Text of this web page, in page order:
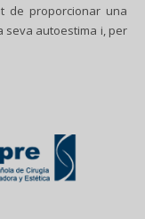
de proporcionar una
seva autoestima i, per